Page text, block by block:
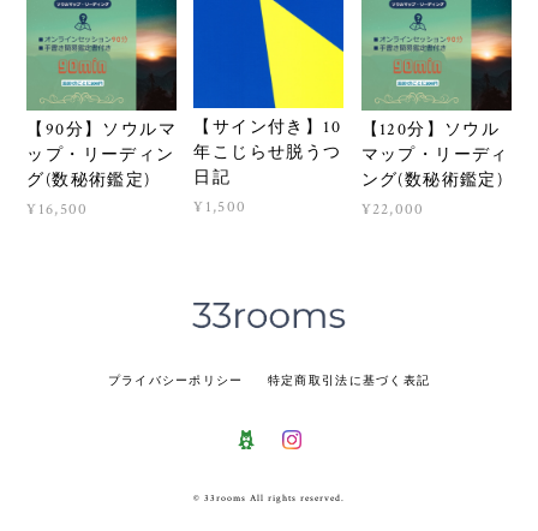
【90分】ソウルマ
ップ・リーディン
グ(数秘術鑑定)
¥16,500
【サイン付き】10
年こじらせ脱うつ
日記
¥1,500
【120分】ソウル
マップ・リーディ
ング(数秘術鑑定)
¥22,000
プライバシーポリシー 特定商取引法に基づく表記
© 33rooms All rights reserved.